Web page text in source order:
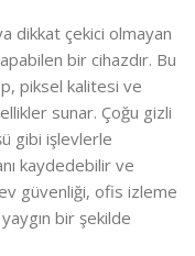
dikkat çekici olmayan
bir cihazdır. Bu
piksel kalitesi ve
sunar. Çoğu gizli
gibi işlevlerle
kaydedebilir ve
güvenliği, ofis izleme
bir şekilde